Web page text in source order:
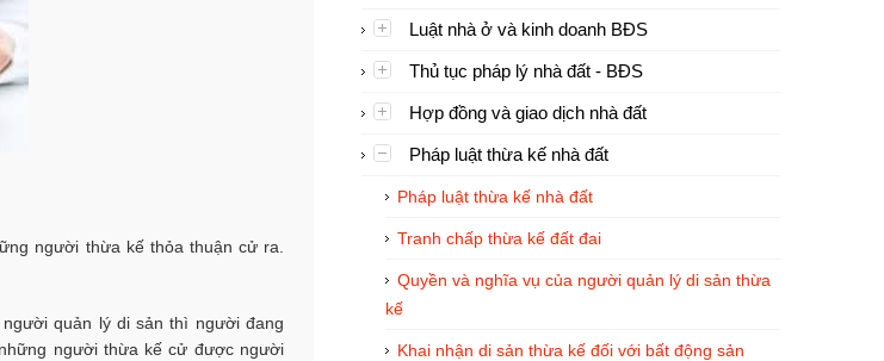
người thừa kế thỏa thuận cử ra.
quản lý di sản thì người đang
người thừa kế cử được người
Luật nhà ở và kinh doanh BĐS
Thủ tục pháp lý nhà đất - BĐS
Hợp đồng và giao dịch nhà đất
Pháp luật thừa kế nhà đất
Pháp luật thừa kế nhà đất
Tranh chấp thừa kế đất đai
Quyền và nghĩa vụ của người quản lý di sản thừa
kế
Khai nhận di sản thừa kế đối với bất động sản